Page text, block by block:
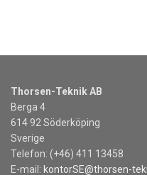
Thorsen-Teknik AB
Berga 4
614 92 Söderköping
Sverige
Telefon: (+46) 411 13458
E-mail: kontorSE@thorsen-